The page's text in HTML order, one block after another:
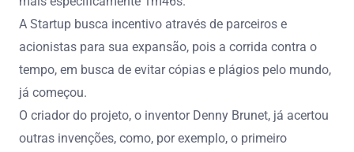
A Startup busca incentivo através de parceiros e
acionistas para sua expansão, pois a corrida contra o
tempo, em busca de evitar cópias e plágios pelo mundo,
já começou.
O criador do projeto, o inventor Denny Brunet, já acertou
outras invenções, como, por exemplo, o primeiro